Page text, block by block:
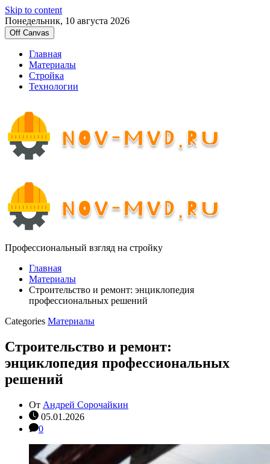
Skip to content
Понедельник, 10 августа 2026
Off Canvas
Главная
Материалы
Стройка
Технологии
Профессиональный взгляд на стройку
Главная
Материалы
Строительство и ремонт: энциклопедия
профессиональных решений
Categories Материалы
Строительство и ремонт:
энциклопедия профессиональных
решений
От Андрей Сорочайкин
05.01.2026
0